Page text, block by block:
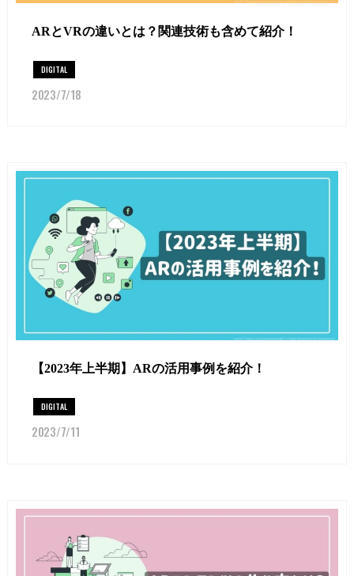
ARとVRの違いとは？関連技術も含めて紹介！
DIGITAL
2023/7/18
【2023年上半期】ARの活用事例を紹介！
DIGITAL
2023/7/11